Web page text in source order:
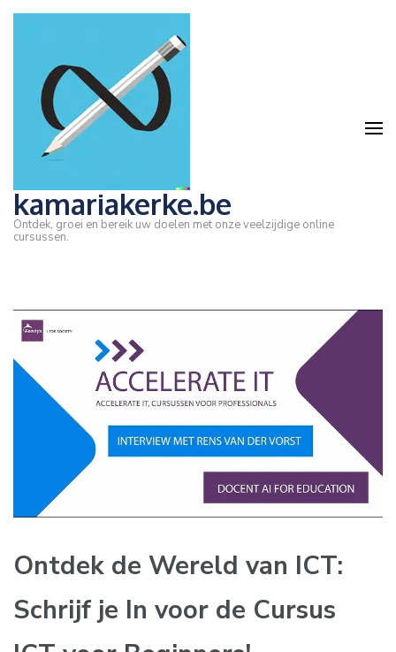
Ga
Enter)
kamariakerke.be
Ontdek, groei en bereik uw doelen met onze veelzijdige online
cursussen.
Ontdek de Wereld van ICT:
Schrijf je In voor de Cursus